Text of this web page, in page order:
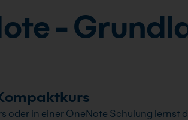
-
oder in einer OneNote Schulung